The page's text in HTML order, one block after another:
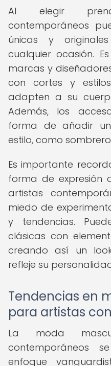
Al elegir
contemporáneos
únicas y
cualquier ocasión.
marcas y
con cortes y
adapten a su
Además, los
forma de añadir
estilo, como
Es importante
forma de expresión
artistas
miedo de
y tendencias.
clásicas con
creando así un
refleje su
Tendencias en
para artistas
La moda
contemporáneos
enfoque